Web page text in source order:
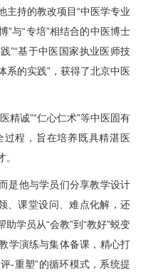
主持的教改项目“中医学专业
”与“专培”相结合的中医博士
”“基于中医国家执业医师技
系的实践”，获得了北京中医
精诚”“仁心仁术”等中医固有
程，旨在培养既具精湛医
是他与学员们分享教学设计
、课堂设问、难点化解，还
学员从“会教”到“教好”蜕变
学演练与集体备课，精心打
-重塑”的循环模式，系统提